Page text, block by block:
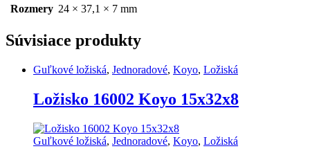
Rozmery 24 × 37,1 × 7 mm
Súvisiace produkty
Guľkové ložiská, Jednoradové, Koyo, Ložiská
Ložisko 16002 Koyo 15x32x8
Guľkové ložiská, Jednoradové, Koyo, Ložiská